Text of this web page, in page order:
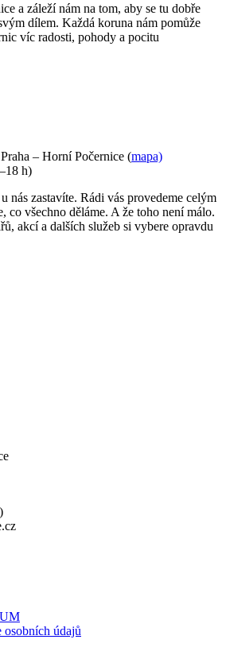
a záleží nám na tom, aby se tu dobře
dílem. Každá koruna nám pomůže
víc radosti, pohody a pocitu
– Horní Počernice (mapa)
h)
nás zastavíte. Rádi vás provedeme celým
co všechno děláme. A že toho není málo.
akcí a dalších služeb si vybere opravdu
osobních údajů